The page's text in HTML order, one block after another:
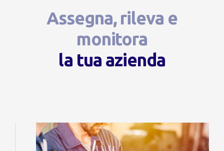
Assegna, rileva e
monitora
la tua azienda